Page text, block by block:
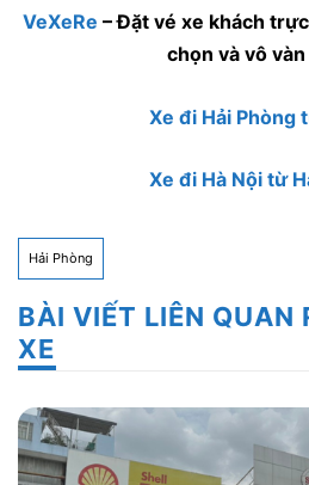
VeXeRe – Đặt vé xe khách
chọn và vô
Xe đi Hải Phòng
Xe đi Hà Nội từ
Hải Phòng
BÀI VIẾT LIÊN QUAN
XE